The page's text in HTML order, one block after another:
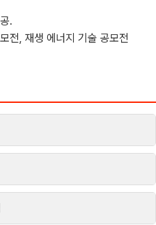
.
전, 재생 에너지 기술 공모전